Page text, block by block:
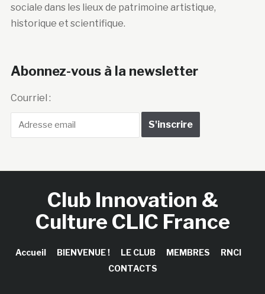
sociale dans les lieux de patrimoine artistique,
historique et scientifique.
Abonnez-vous à la newsletter
Courriel :
Club Innovation &
Culture CLIC France
Accueil BIENVENUE ! LE CLUB MEMBRES
RNCI
CONTACTS